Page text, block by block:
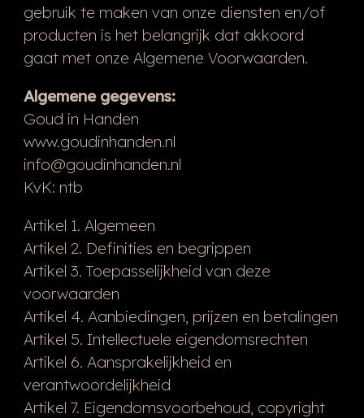
gebruik te maken van onze diensten en/of
producten is het belangrijk dat akkoord
gaat met onze Algemene Voorwaarden.
Algemene gegevens:
Goud in Handen
www.goudinhanden.nl
info@goudinhanden.nl
KvK: ntb
Artikel 1. Algemeen
Artikel 2. Definities en begrippen
Artikel 3. Toepasselijkheid van deze
voorwaarden
Artikel 4. Aanbiedingen, prijzen en betalingen
Artikel 5. Intellectuele eigendomsrechten
Artikel 6. Aansprakelijkheid en
verantwoordelijkheid
Artikel 7. Eigendomsvoorbehoud, copyright